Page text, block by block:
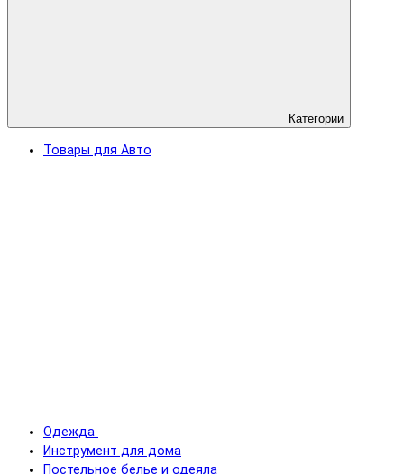
Категории
Товары для Авто
Одежда
Инструмент для дома
Постельное белье и одеяла